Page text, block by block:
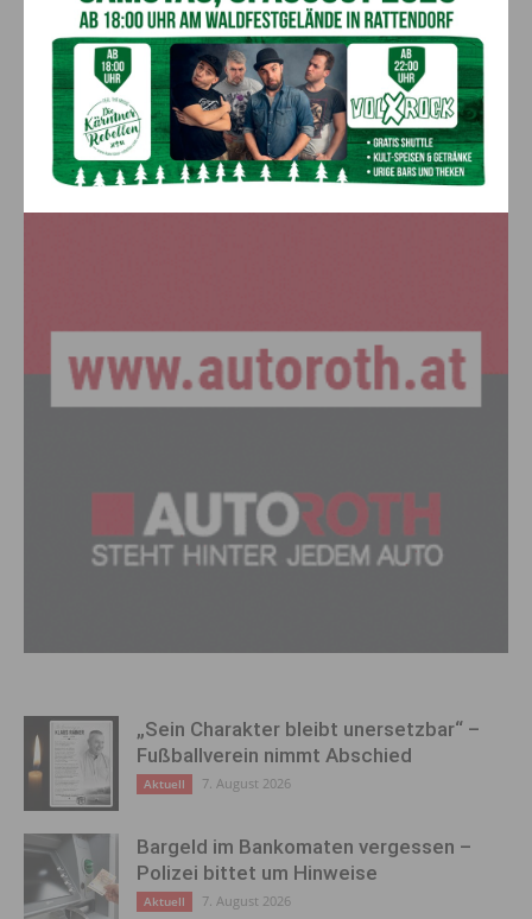
„Paolo Santonino“ wird heute gespielt –
abgesagte Premiere von gestern Abend
wird morgen nachgeholt
Aktuell 8. August 2026
Anzeige
„Sein Charakter bleibt unersetzbar“ –
Fußballverein nimmt Abschied
Aktuell 7. August 2026
Bargeld im Bankomaten vergessen –
Polizei bittet um Hinweise
Aktuell 7. August 2026